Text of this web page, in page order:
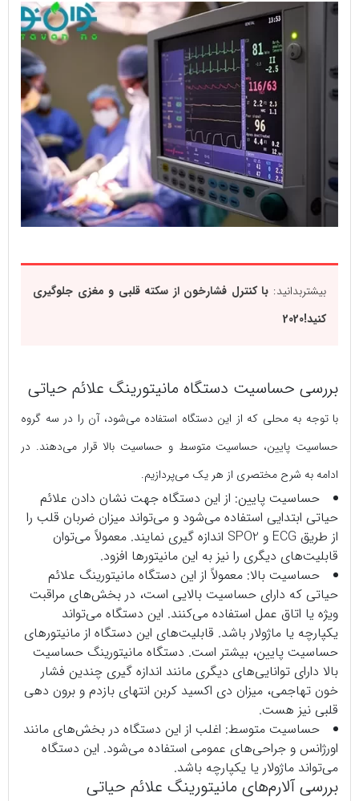
بیشتربدانید: با کنترل فشارخون از سکته قلبی و مغزی جلوگیری
کنید!2020
بررسی حساسیت دستگاه مانیتورینگ علائم حیاتی
با توجه به محلی که از این دستگاه استفاده می‌شود، آن را در سه گروه
حساسیت پایین، حساسیت متوسط و حساسیت بالا قرار می‌دهند. در
ادامه به شرح مختصری از هر یک می‌پردازیم.
حساسیت پایین: از این دستگاه جهت نشان دادن علائم
حیاتی ابتدایی استفاده می‌شود و می‌تواند میزان ضربان قلب را
از طریق ECG و SPO2 اندازه گیری نمایند. معمولاً می‌توان
قابلیت‌های دیگری را نیز به این مانیتور‌ها افزود.
حساسیت بالا: معمولاً از این دستگاه مانیتورینگ علائم
حیاتی که دارای حساسیت بالایی است، در بخش‌های مراقبت
ویژه یا اتاق عمل استفاده می‌کنند. این دستگاه می‌تواند
یکپارچه یا ماژولار باشد. قابلیت‌های این دستگاه از مانیتورهای
حساسیت پایین، بیشتر است. دستگاه مانیتورینگ حساسیت
بالا دارای توانایی‌های دیگری مانند اندازه گیری چندین فشار
خون تهاجمی، میزان دی اکسید کربن انتهای بازدم و برون دهی
قلبی نیز هست.
حساسیت متوسط: اغلب از این دستگاه در بخش‌‌های مانند
اورژانس و جراحی‌های عمومی استفاده می‌شود. این دستگاه
می‌‌تواند ماژولار یا یکپارچه باشد.
بررسی آلارم‌های مانیتورینگ علائم حیاتی